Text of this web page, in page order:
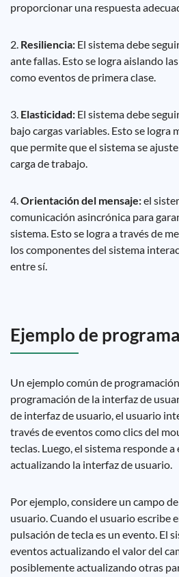
proporcionar una respuesta
2. Resiliencia: El sistema debe
ante fallas. Esto se logra aislando
como eventos de primera clase.
3. Elasticidad: El sistema debe
bajo cargas variables. Esto se logra
que permite que el sistema se
carga de trabajo.
4.Orientación del mensaje:el
comunicación asincrónica para
sistema. Esto se logra a través de
los componentes del sistema
entre sí.
Ejemplo de
Un ejemplo común de
programación de la interfaz de
de interfaz de usuario, el usuario
través de eventos como clics del
teclas. Luego, el sistema responde
actualizando la interfaz de usuario.
Por ejemplo, considere un campo
usuario. Cuando el usuario escribe
pulsación de tecla es un evento. El
eventos actualizando el valor del
posiblemente actualizando otras